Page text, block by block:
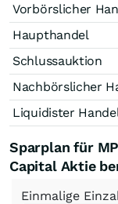
Vorbörslicher
Haupthandel
Schlussauktion
Nachbörslicher
Liquidister
Sparplan für
Capital Aktie
Einmalige